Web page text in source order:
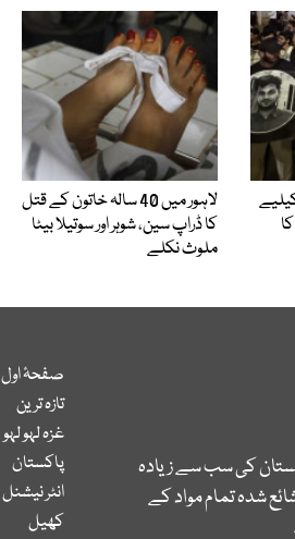
لاہور میں 40 سالہ خاتون کے قتل
کا ڈراپ سین، شوہر اور سوتیلا بیٹا
ملوث نکلے
کی سب سے زیادہ
شدہ تمام مواد کے
صفحۂ اول
تازہ ترین
غزہ لہو لہو
پاکستان
انٹر نیشنل
کھیل